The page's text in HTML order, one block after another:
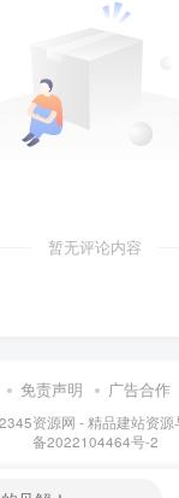
暂无评论内容
免责声明 广告合作
2345资源网 - 精品建站资源
备2022104464号-2